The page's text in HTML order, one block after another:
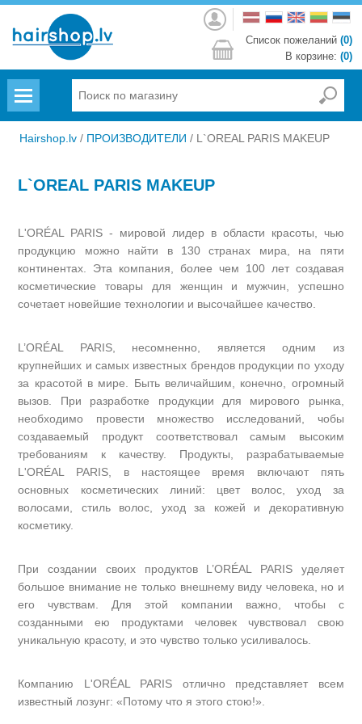
Войти
Список пожеланий (0)
В корзине: (0)
Hairshop.lv / ПРОИЗВОДИТЕЛИ / L`OREAL PARIS MAKEUP
L`OREAL PARIS MAKEUP
L'ORÉAL PARIS - мировой лидер в области красоты, чью
продукцию можно найти в 130 странах мира, на пяти
континентах. Эта компания, более чем 100 лет cоздавая
косметические товары для женщин и мужчин, успешно
сочетает новейшие технологии и высочайшее качество.
L’ORÉAL PARIS, несомненно, является одним из
крупнейших и самых известных брендов продукции по уходу
за красотой в мире. Быть величайшим, конечно, огромный
вызов. При разработке продукции для мирового рынка,
необходимо провести множество исследований, чобы
создаваемый продукт соответствовал самым высоким
требованиям к качеству. Продукты, разрабатываемые
L'ORÉAL PARIS, в настоящее время включают пять
основных косметических линий: цвет волос, уход за
волосами, стиль волос, уход за кожей и декоративную
косметику.
При создании своих продуктов L’ORÉAL PARIS уделяет
большое внимание не только внешнему виду человека, но и
его чувствам. Для этой компании важно, чтобы с
созданными ею продуктами человек чувствовал свою
уникальную красоту, и это чувство только усиливалось.
Компанию L'ORÉAL PARIS отлично представляет всем
известный лозунг: «Потому что я этого стою!».